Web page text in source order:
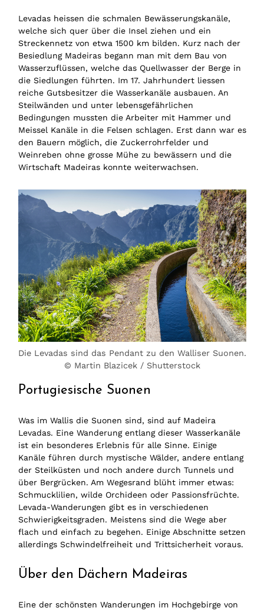
Levadas heissen die schmalen Bewässerungskanäle,
welche sich quer über die Insel ziehen und ein
Streckennetz von etwa 1500 km bilden. Kurz nach der
Besiedlung Madeiras begann man mit dem Bau von
Wasserzuflüssen, welche das Quellwasser der Berge in
die Siedlungen führten. Im 17. Jahrhundert liessen
reiche Gutsbesitzer die Wasserkanäle ausbauen. An
Steilwänden und unter lebensgefährlichen
Bedingungen mussten die Arbeiter mit Hammer und
Meissel Kanäle in die Felsen schlagen. Erst dann war es
den Bauern möglich, die Zuckerrohrfelder und
Weinreben ohne grosse Mühe zu bewässern und die
Wirtschaft Madeiras konnte weiterwachsen.
Die Levadas sind das Pendant zu den Walliser Suonen.
© Martin Blazicek / Shutterstock
Portugiesische Suonen
Was im Wallis die Suonen sind, sind auf Madeira
Levadas. Eine Wanderung entlang dieser Wasserkanäle
ist ein besonderes Erlebnis für alle Sinne. Einige
Kanäle führen durch mystische Wälder, andere entlang
der Steilküsten und noch andere durch Tunnels und
über Bergrücken. Am Wegesrand blüht immer etwas:
Schmucklilien, wilde Orchideen oder Passionsfrüchte.
Levada-Wanderungen gibt es in verschiedenen
Schwierigkeitsgraden. Meistens sind die Wege aber
flach und einfach zu begehen. Einige Abschnitte setzen
allerdings Schwindelfreiheit und Trittsicherheit voraus.
Über den Dächern Madeiras
Eine der schönsten Wanderungen im Hochgebirge von